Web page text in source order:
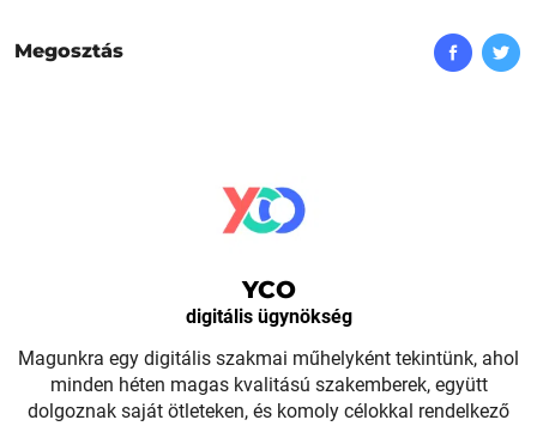
YCO
digitális ügynökség
Magunkra egy digitális szakmai műhelyként tekintünk, ahol
minden héten magas kvalitású szakemberek, együtt
dolgoznak saját ötleteken, és komoly célokkal rendelkező
Megosztás